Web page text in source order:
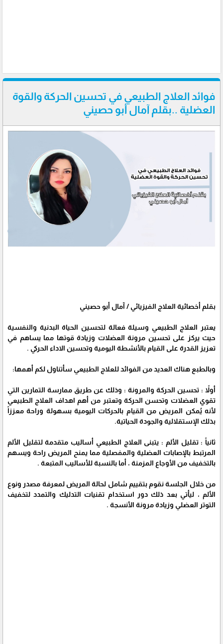
فوائد العلاج الطبيعي في تحسين الحركة والقوة
العضلية ..بقلم آمال أبو حصيني
بقلم أخصائية العلاج الفيزيائي / آمال أبو حصيني
يعتبر العلاج الطبيعي وسيلة فعالة لتحسين الحياة البدنية والنفسية
حيث يركز على تحسين مرونة العضلات وزيادة قوتها مما يساهم في
تعزيز القدرة على القيام بالأنشطة اليومية وتحسين الاداء الحركي .
وبالطبع هناك العديد من الفوائد للعلاج الطبيعي سأتناول لكم أهمها:
أولاً : تحسين الحركة والمرونة : وذلك عن طريق ممارسة التمارين التي
تقوي العضلات وتحسن الحركة وتعتبر من أهم اهداف العلاج الطبيعي
لأنه يُمكن المريض من القيام بالحركات اليومية بسهولة وراحة معززاً
بذلك الإستقلالية والجودة الحياتية.
ثانياً : تقليل الألم : يتبنى العلاج الطبيعي أساليب متقدمة لتقليل الألم
المرتبط بالإصابات العضلية والمفصلية مما يمنح المريض راحة ويسهم
بالتخفيف من الأوجاع المزمنة ، أما بالنسبة للأساليب المتبعة .
من خلال الجلسة نقوم بتقييم شامل لحالة المريض لمعرفة مصدر ونوع
الألم ، ليأتي بعد ذلك دور استخدام تقنيات التدليك والتمدد لتخفيف
التوتر العضلي وزيادة مرونة الأنسجة .